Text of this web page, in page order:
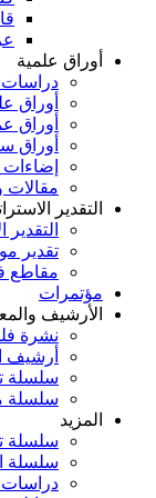
أوراق علمية
أوراق
أوراق
أوراق
مقالات
التقدير
التقدير
تقدير
مقاطع
مؤتمرات
الأرشيف
نشرة
أرشيف
سلسلة
سلسلة
المزيد
سلسلة
سلسلة
دراسات